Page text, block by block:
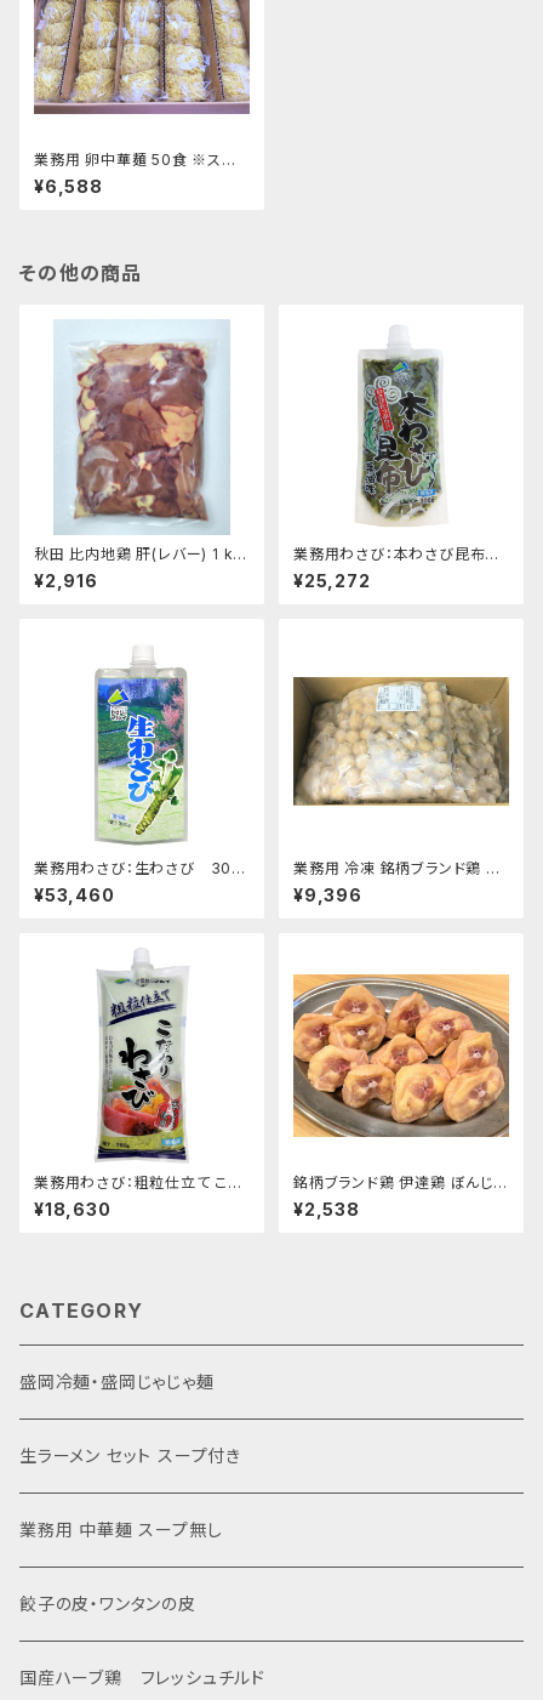
業務用 卵中華麺 50食 ※スー
プ無
¥6,588
その他の商品
秋田 比内地鶏 肝(レバー) 1 k
g：冷凍★希少部位
¥2,916
業務用わさび：本わさび昆布
300g×30本 (冷凍)
¥25,272
業務用わさび：生わさび 300
g×30本 (冷蔵)
¥53,460
業務用 冷凍 銘柄ブランド鶏 伊
達鶏 つくね6キロ：(600個入)
※1K×6パック
¥9,396
業務用わさび：粗粒仕立て こだ
わりわさび 750g×15本 (冷
凍)
¥18,630
銘柄ブランド鶏 伊達鶏 ぼんじり
1キロ 冷凍 ※希少部位
¥2,538
CATEGORY
盛岡冷麺・盛岡じゃじゃ麺
生ラーメン セット スープ付き
業務用 中華麺 スープ無し
餃子の皮・ワンタンの皮
国産ハーブ鶏 フレッシュチルド